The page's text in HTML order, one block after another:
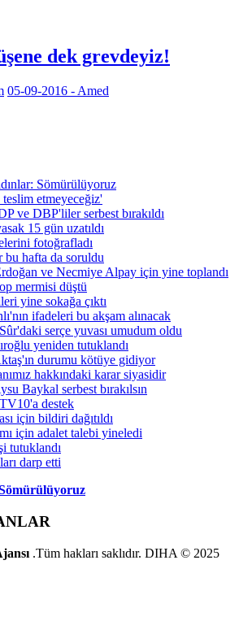
dek grevdeyiz!
05-09-2016 - Amed
.Tüm hakları saklıdır. DIHA © 2025